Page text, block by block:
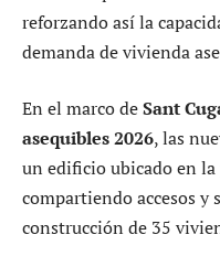
reforzando así la
demanda de vivienda
En el marco deSant
asequibles 2026, las
un edificio ubicado en
compartiendo accesos y
construcción de 35